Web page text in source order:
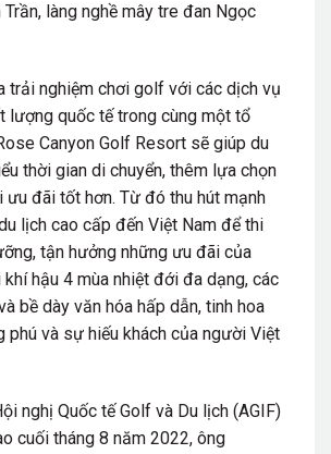
Trần, làng nghề mây tre đan Ngọc
trải nghiệm chơi golf với các dịch vụ
lượng quốc tế trong cùng một tổ
Canyon Golf Resort sẽ giúp du
thời gian di chuyển, thêm lựa chọn
ưu đãi tốt hơn. Từ đó thu hút mạnh
lịch cao cấp đến Việt Nam để thi
tận hưởng những ưu đãi của
hậu 4 mùa nhiệt đới đa dạng, các
bề dày văn hóa hấp dẫn, tinh hoa
phú và sự hiếu khách của người Việt
nghị Quốc tế Golf và Du lịch (AGIF)
cuối tháng 8 năm 2022, ông